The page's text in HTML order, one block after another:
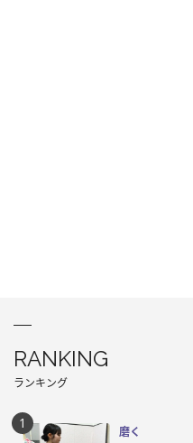
RANKING
ランキング
磨く